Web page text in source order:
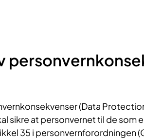
(Data
sikre at personvernet til de som
35 i personvernforordningen